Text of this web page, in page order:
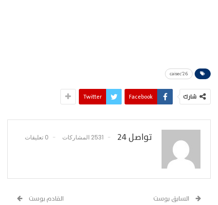
caisec’26
شارك Facebook
Twitter
تواصل 24 2531 المشاركات 0 تعليقات
السابق بوست القادم بوست